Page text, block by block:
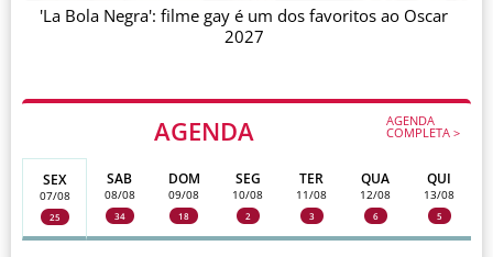
'La Bola Negra': filme gay é um dos favoritos ao Oscar
2027
AGENDA AGENDA
COMPLETA >
SEX
07/08
25
SAB
08/08
34
DOM
09/08
18
SEG
10/08
2
TER
11/08
3
QUA
12/08
6
QUI
13/08
5